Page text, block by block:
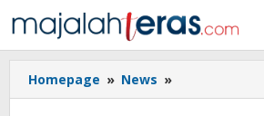
ke
konten
Homepage » News »
Rutilahu